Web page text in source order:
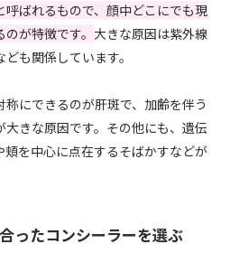
ばれるもので、顔中どこにでも現
のが特徴です。大きな原因は紫外線
も関係しています。
にできるのが肝斑で、加齢を伴う
きな原因です。その他にも、遺伝
を中心に点在するそばかすなどが
ったコンシーラーを選ぶ